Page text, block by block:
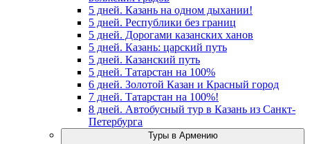
5 дней. Казань на одном дыхании!
5 дней. Республики без границ
5 дней. Дорогами казанских ханов
5 дней. Казань: царский путь
5 дней. Казанский путь
5 дней. Татарстан на 100%
6 дней. Золотой Казан и Красный город
7 дней. Татарстан на 100%!
8 дней. Автобусный тур в Казань из Санкт-
Петербурга
Туры в Армению